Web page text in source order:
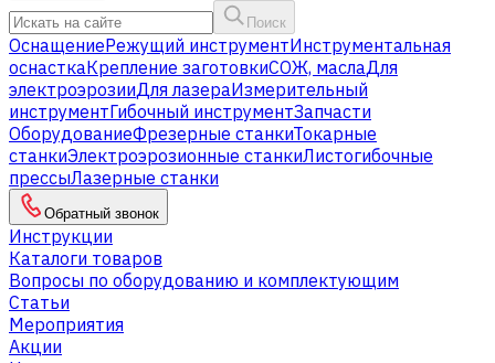
Поиск
ОснащениеРежущий инструментИнструментальная
оснасткаКрепление заготовкиСОЖ, маслаДля
электроэрозииДля лазераИзмерительный
инструментГибочный инструментЗапчасти
ОборудованиеФрезерные станкиТокарные
станкиЭлектроэрозионные станкиЛистогибочные
прессыЛазерные станки
Обратный звонок
Инструкции
Каталоги товаров
Вопросы по оборудованию и комплектующим
Статьи
Мероприятия
Акции